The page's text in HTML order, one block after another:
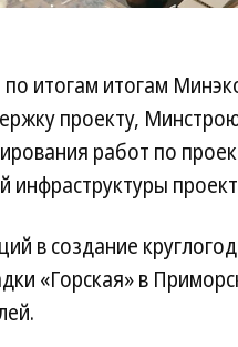
итогам итогам
проекту,
работ по
инфраструктуры
в создание
«Горская» в